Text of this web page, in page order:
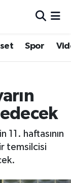
Spor
haftasının
temsilcisi